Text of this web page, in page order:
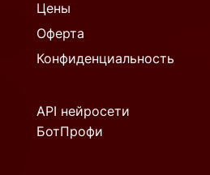
Цены
Оферта
Конфиденциальность
API нейросети
БотПрофи